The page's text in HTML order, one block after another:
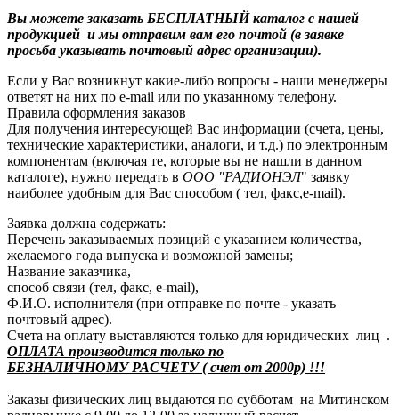
Вы можете заказать БЕСПЛАТНЫЙ каталог с нашей
продукцией и мы отправим вам его почтой (в заявке
просьба указывать почтовый адрес организации).
Если у Вас возникнут какие-либо вопросы - наши менеджеры
ответят на них по e-mail или по указанному телефону.
Правила оформления заказов
Для получения интересующей Вас информации (счета, цены,
технические характеристики, аналоги, и т.д.) по электронным
компонентам (включая те, которые вы не нашли в данном
каталоге), нужно передать в ООО "РАДИОНЭЛ" заявку
наиболее удобным для Вас способом ( тел, факс,e-mail).
Заявка должна содержать:
Перечень заказываемых позиций с указанием количества,
желаемого года выпуска и возможной замены;
Название заказчика,
способ связи (тел, факс, e-mail),
Ф.И.О. исполнителя (при отправке по почте - указать
почтовый адрес).
Счета на оплату выставляются только для юридических лиц .
ОПЛАТА производится только по
БЕЗНАЛИЧНОМУ РАСЧЕТУ ( счет от 2000р) !!!
Заказы физических лиц выдаются по субботам на Митинском